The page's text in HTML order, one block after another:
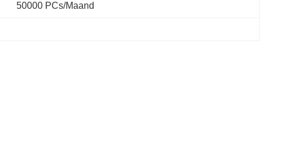
50000 PCs/maand